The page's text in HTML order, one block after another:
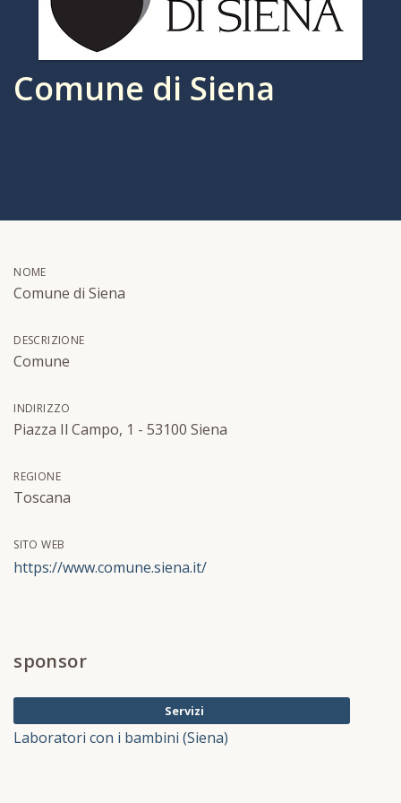
Comune di Siena
NOME
Comune di Siena
DESCRIZIONE
Comune
INDIRIZZO
Piazza Il Campo, 1 - 53100 Siena
REGIONE
Toscana
SITO WEB
https://www.comune.siena.it/
sponsor
Servizi
Laboratori con i bambini (Siena)